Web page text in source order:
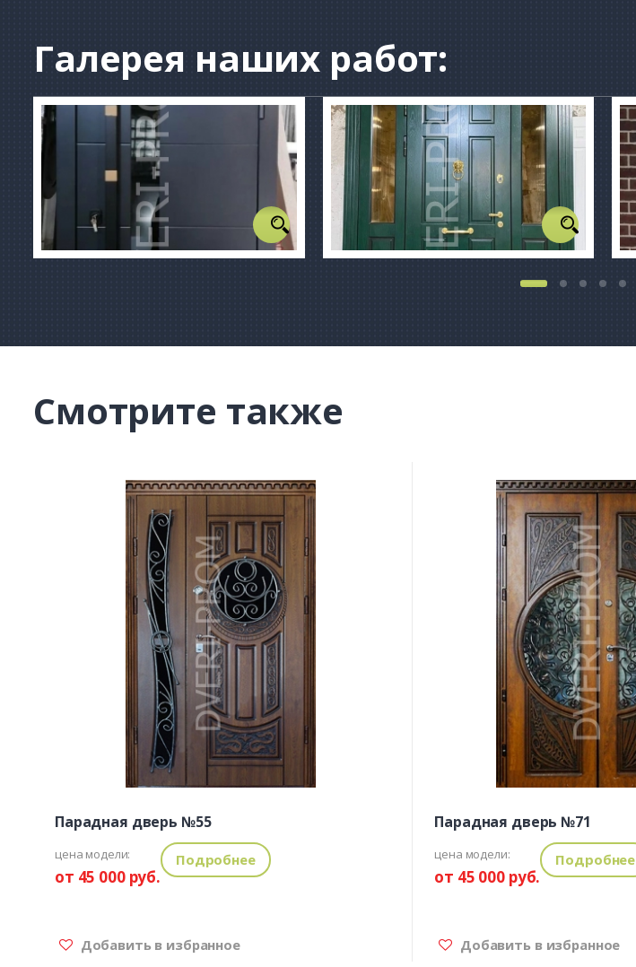
Галерея наших работ:
Смотрите также
Парадная дверь №55
цена модели:
от 45 000 руб.
Подробнее
Добавить в избранное
Парадная дверь №71
цена модели:
от 45 000 руб.
Подробнее
Добавить в избранное